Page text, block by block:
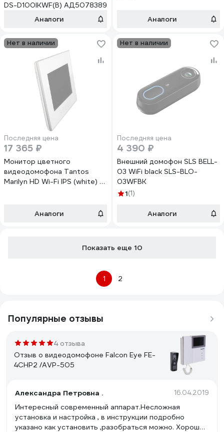
DS-D100IKWF(B) АД5078389
Аналоги
Аналоги
Нет в наличии
Последняя цена
17 365 ₽
Монитор цветного
видеодомофона Tantos
Marilyn HD Wi-Fi IPS (white) 7
Аналоги
Нет в наличии
Последняя цена
4 390 ₽
Внешний домофон SLS BELL-
03 WiFi black SLS-BLO-
03WFBK
1(1)
Аналоги
Показать еще 10
1 2
Популярные отзывы
4 отзыва
Отзыв о видеодомофоне Falcon Eye FE-
4CHP2 /AVP-505
Александра Петровна . 16.04.2019
Интересный современный аппарат.Несложная
установка и настройка , в инструкции подробно
указано как установить ,разобраться можно. Хорошее